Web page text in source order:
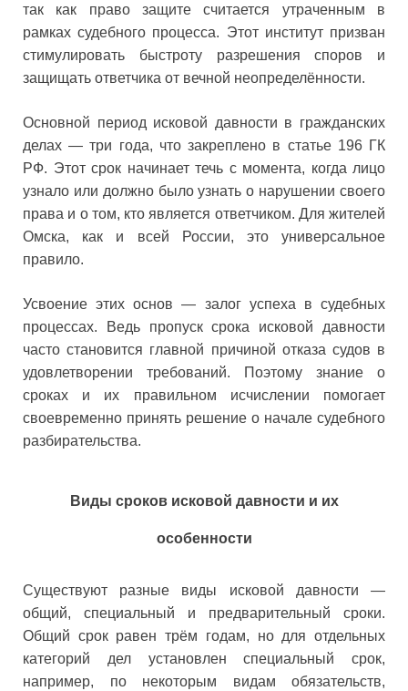
так как право защите считается утраченным в
рамках судебного процесса. Этот институт призван
стимулировать быстроту разрешения споров и
защищать ответчика от вечной неопределённости.
Основной период исковой давности в гражданских
делах — три года, что закреплено в статье 196 ГК
РФ. Этот срок начинает течь с момента, когда лицо
узнало или должно было узнать о нарушении своего
права и о том, кто является ответчиком. Для жителей
Омска, как и всей России, это универсальное
правило.
Усвоение этих основ — залог успеха в судебных
процессах. Ведь пропуск срока исковой давности
часто становится главной причиной отказа судов в
удовлетворении требований. Поэтому знание о
сроках и их правильном исчислении помогает
своевременно принять решение о начале судебного
разбирательства.
Виды сроков исковой давности и их
особенности
Существуют разные виды исковой давности —
общий, специальный и предварительный сроки.
Общий срок равен трём годам, но для отдельных
категорий дел установлен специальный срок,
например, по некоторым видам обязательств,